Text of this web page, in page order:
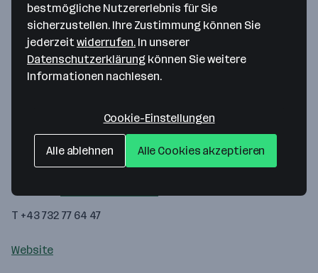
Map data ©2026 Google
Likra Tierernährung GmbH
4021 Linz
T +43 732 77 64 47
Website
bestmögliche Nutzererlebnis für Sie
sicherzustellen. Ihre Zustimmung können Sie
jederzeitwiderrufen. In unserer
Datenschutzerklärung können Sie weitere
Informationen nachlesen.
Cookie-Einstellungen
Alle ablehnen Alle Cookies akzeptieren